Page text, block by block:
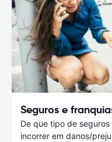
Seguros e
De que tipo de
incorrer em danos/